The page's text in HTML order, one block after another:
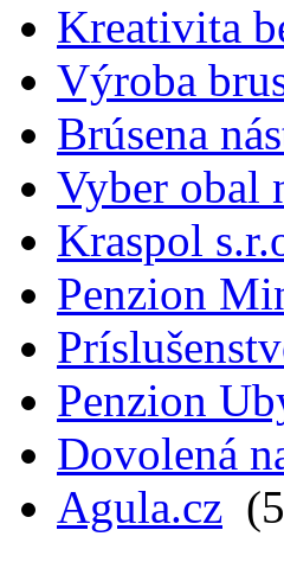
Kreativita
Výroba
Brúsena
Vyber obal
Kraspol
Penzion
Penzion
Dovolená
Agula.cz